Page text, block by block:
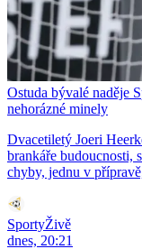
Ostuda bývalé naděje
nehorázné minely
Dvacetiletý Joeri
brankáře budoucnosti,
chyby, jednu v
SportyŽivě
dnes, 20:21